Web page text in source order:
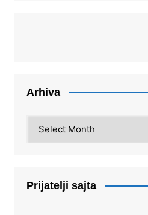
Arhiva
Prijatelji sajta